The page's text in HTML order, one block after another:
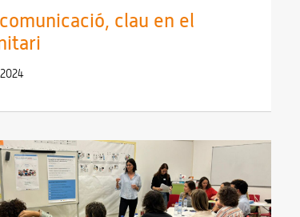
clau en el